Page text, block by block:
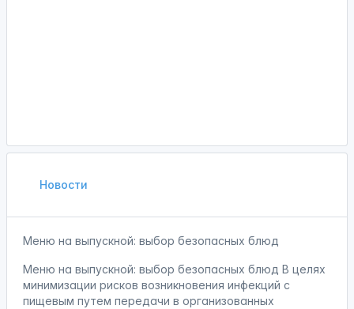
Новости
Меню на выпускной: выбор безопасных блюд
Меню на выпускной: выбор безопасных блюд В целях
минимизации рисков возникновения инфекций с
пищевым путем передачи в организованных